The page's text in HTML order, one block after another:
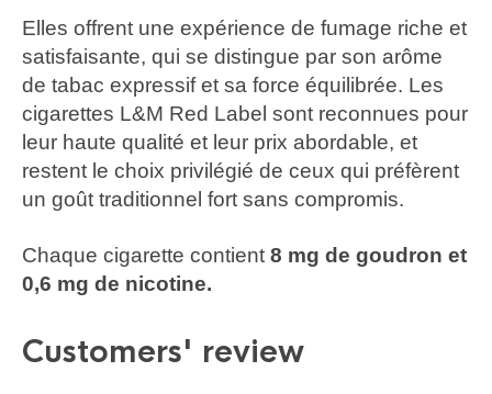
Elles offrent une expérience de fumage riche et
satisfaisante, qui se distingue par son arôme
de tabac expressif et sa force équilibrée. Les
cigarettes L&M Red Label sont reconnues pour
leur haute qualité et leur prix abordable, et
restent le choix privilégié de ceux qui préfèrent
un goût traditionnel fort sans compromis.
Chaque cigarette contient 8 mg de goudron et
0,6 mg de nicotine.
Customers' review